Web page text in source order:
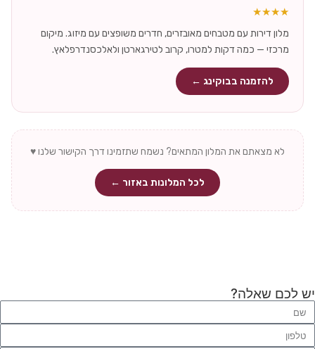
★★★★
מלון דירות עם מטבחים מאובזרים, חדרים משופצים עם מיזוג. מיקום
מרכזי — כמה דקות למטרו, קרוב לטירגארטן ולאלכסנדרפלאץ.
להזמנה בבוקינג ←
לא מצאתם את המלון המתאים? נשמח שתזמינו דרך הקישור שלנו ♥️
לכל המלונות באזור ←
יש לכם שאלה?